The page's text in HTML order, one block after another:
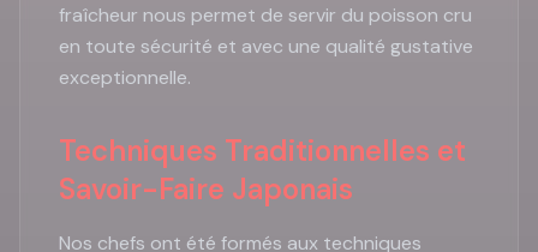
fraîcheur nous permet de servir du poisson cru
en toute sécurité et avec une qualité gustative
exceptionnelle.
Techniques Traditionnelles et
Savoir-Faire Japonais
Nos chefs ont été formés aux techniques